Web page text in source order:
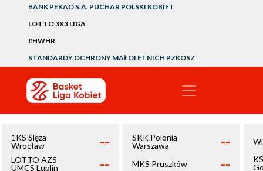
BANK PEKAO S.A. PUCHAR POLSKI KOBIET
LOTTO 3X3 LIGA
#HWHR
STANDARDY OCHRONY MAŁOLETNICH PZKOSZ
1KS Ślęza
Wrocław
--
LOTTO AZS
UMCS Lublin
--
SKK Polonia
Warszawa
--
MKS Pruszków --